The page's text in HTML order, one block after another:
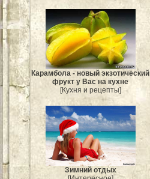
Карамбола - новый экзотический
фрукт у Вас на кухне
[Кухня и рецепты]
Зимний отдых